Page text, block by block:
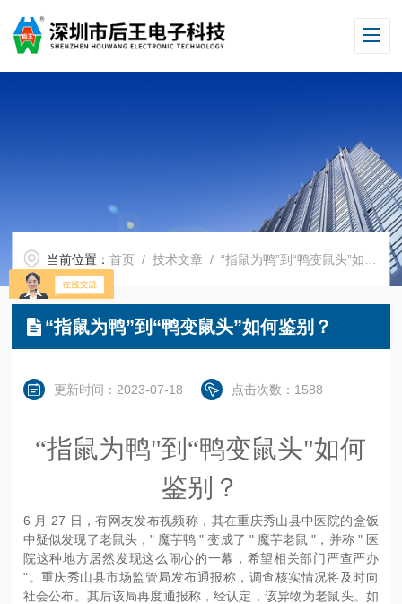
当前位置：首页 /技术文章 / “指鼠为鸭”到“鸭变鼠头”如何鉴别？
“指鼠为鸭”到“鸭变鼠头”如何鉴别？
更新时间：2023-07-18 点击次数：1588
“指鼠为鸭"到“鸭变鼠头"如何
鉴别？
6 月 27 日，有网友发布视频称，其在重庆秀山县中医院的盒饭
中疑似发现了老鼠头，" 魔芋鸭 " 变成了 " 魔芋老鼠 "，并称 " 医
院这种地方居然发现这么闹心的一幕，希望相关部门严查严办
"。重庆秀山县市场监管局发布通报称，调查核实情况将及时向
社会公布。其后该局再度通报称，经认定，该异物为老鼠头。如